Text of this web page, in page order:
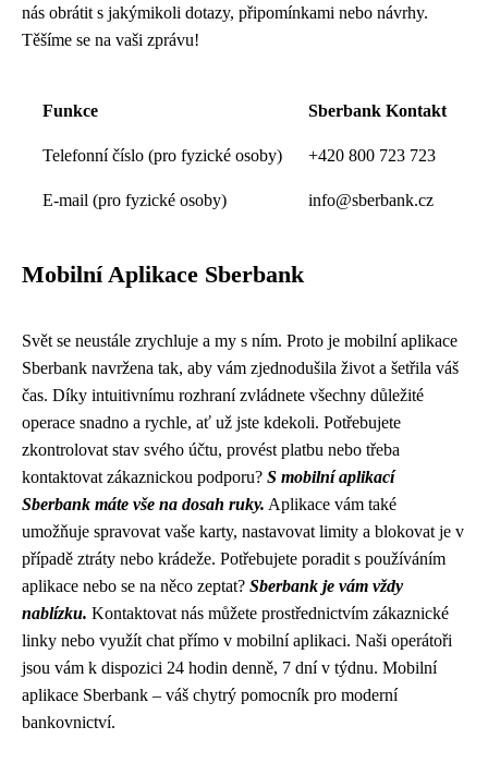
nás obrátit s jakýmikoli dotazy, připomínkami nebo návrhy.
Těšíme se na vaši zprávu!
Funkce Sberbank Kontakt
Telefonní číslo (pro fyzické osoby) +420 800 723 723
E-mail (pro fyzické osoby) info@sberbank.cz
Mobilní Aplikace Sberbank
Svět se neustále zrychluje a my s ním. Proto je mobilní aplikace
Sberbank navržena tak, aby vám zjednodušila život a šetřila váš
čas. Díky intuitivnímu rozhraní zvládnete všechny důležité
operace snadno a rychle, ať už jste kdekoli. Potřebujete
zkontrolovat stav svého účtu, provést platbu nebo třeba
kontaktovat zákaznickou podporu? S mobilní aplikací
Sberbank máte vše na dosah ruky. Aplikace vám také
umožňuje spravovat vaše karty, nastavovat limity a blokovat je v
případě ztráty nebo krádeže. Potřebujete poradit s používáním
aplikace nebo se na něco zeptat? Sberbank je vám vždy
nablízku. Kontaktovat nás můžete prostřednictvím zákaznické
linky nebo využít chat přímo v mobilní aplikaci. Naši operátoři
jsou vám k dispozici 24 hodin denně, 7 dní v týdnu. Mobilní
aplikace Sberbank – váš chytrý pomocník pro moderní
bankovnictví.